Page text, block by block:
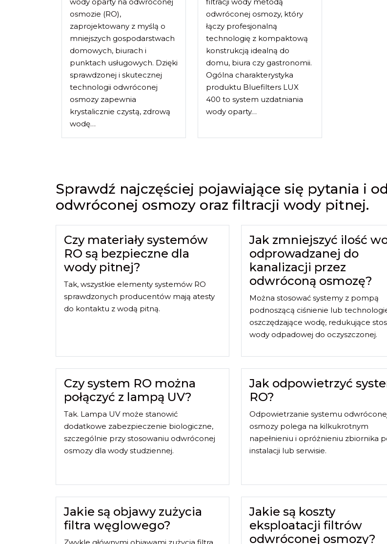
osmozie (RO),
zaprojektowany z myślą o
mniejszych gospodarstwach
domowych, biurach i
punktach usługowych. Dzięki
sprawdzonej i skutecznej
technologii odwróconej
osmozy zapewnia
krystalicznie czystą, zdrową
wodę…
odwróconej osmozy, który
łączy profesjonalną
technologię z kompaktową
konstrukcją idealną do
domu, biura czy gastronomii.
Ogólna charakterystyka
produktu Bluefilters LUX
400 to system uzdatniania
wody oparty…
Sprawdź najczęściej pojawiające się pytania i
odwróconej osmozy oraz filtracji wody pitnej.
Czy materiały systemów
RO są bezpieczne dla
wody pitnej?
Tak, wszystkie elementy systemów RO
sprawdzonych producentów mają atesty
do kontaktu z wodą pitną.
Jak zmniejszyć ilość
odprowadzanej do
kanalizacji przez
odwróconą osmozę?
Można stosować systemy z pompą
podnoszącą ciśnienie lub
oszczędzające wodę, redukujące
wody odpadowej do oczyszczonej.
Czy system RO można
połączyć z lampą UV?
Tak. Lampa UV może stanowić
dodatkowe zabezpieczenie biologiczne,
szczególnie przy stosowaniu odwróconej
osmozy dla wody studziennej.
Jak odpowietrzyć
RO?
Odpowietrzanie systemu
osmozy polega na kilkukrotnym
napełnieniu i opróżnieniu zbiornika
instalacji lub serwisie.
Jakie są objawy zużycia
filtra węglowego?
Jakie są koszty
eksploatacji filtrów
odwróconej osmozy?